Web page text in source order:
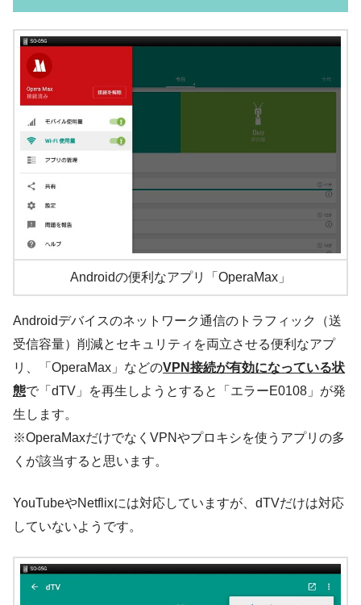
Androidの便利なアプリ「OperaMax」
Androidデバイスのネットワーク通信のトラフィック（送
受信容量）削減とセキュリティを両立させる便利なアプ
リ、「OperaMax」などのVPN接続が有効になっている状
態で「dTV」を再生しようとすると「エラーE0108」が発
生します。
※OperaMaxだけでなくVPNやプロキシを使うアプリの多
くが該当すると思います。
YouTubeやNetflixには対応していますが、dTVだけは対応
していないようです。